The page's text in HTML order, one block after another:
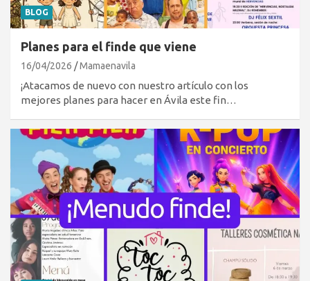
BLOG
Planes para el finde que viene
16/04/2026 Mamaenavila
¡Atacamos de nuevo con nuestro artículo con los
mejores planes para hacer en Ávila este fin…